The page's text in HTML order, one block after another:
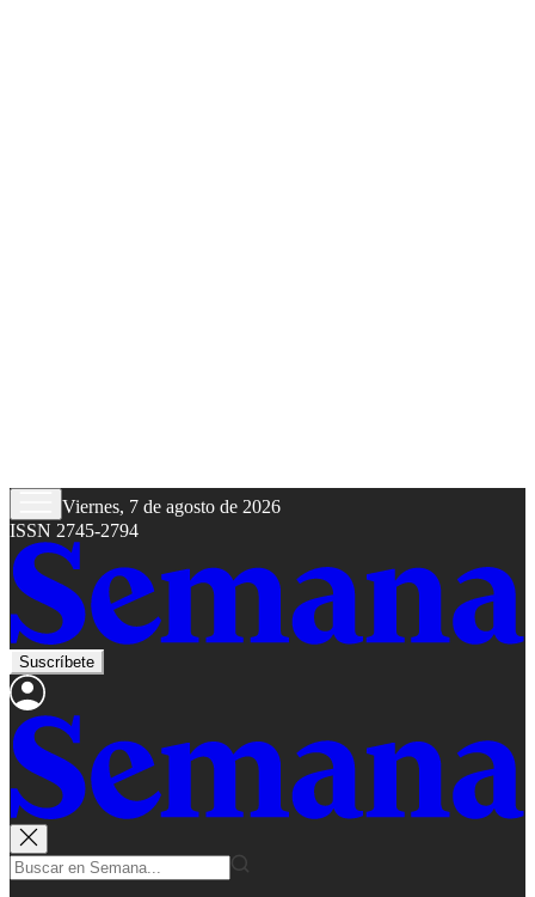
Viernes, 7 de agosto de 2026
ISSN 2745-2794
Suscríbete